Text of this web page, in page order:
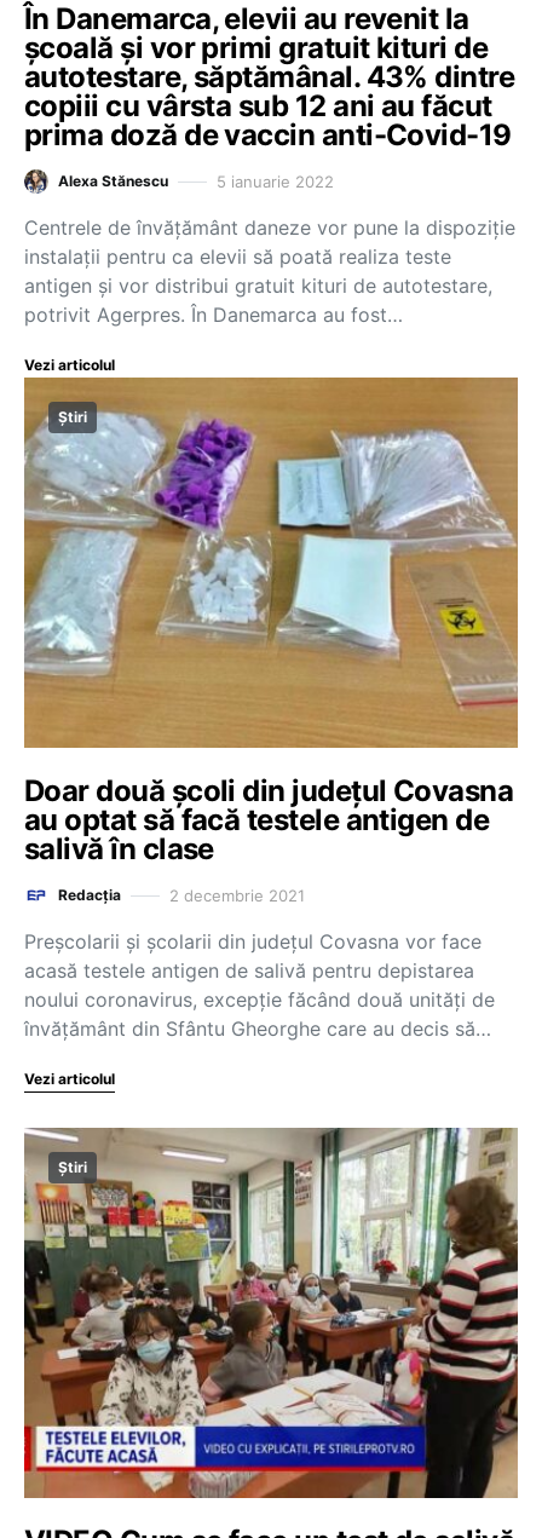
În Danemarca, elevii au revenit la
școală și vor primi gratuit kituri de
autotestare, săptămânal. 43% dintre
copiii cu vârsta sub 12 ani au făcut
prima doză de vaccin anti-Covid-19
Alexa Stănescu 5 ianuarie 2022
Centrele de învăţământ daneze vor pune la dispoziţie
instalaţii pentru ca elevii să poată realiza teste
antigen şi vor distribui gratuit kituri de autotestare,
potrivit Agerpres. În Danemarca au fost…
Vezi articolul
Știri
Doar două școli din județul Covasna
au optat să facă testele antigen de
salivă în clase
Redacția 2 decembrie 2021
Preşcolarii şi şcolarii din judeţul Covasna vor face
acasă testele antigen de salivă pentru depistarea
noului coronavirus, excepţie făcând două unităţi de
învăţământ din Sfântu Gheorghe care au decis să…
Vezi articolul
Știri